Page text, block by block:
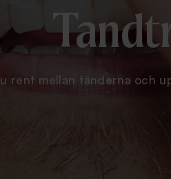
rent mellan tänderna och